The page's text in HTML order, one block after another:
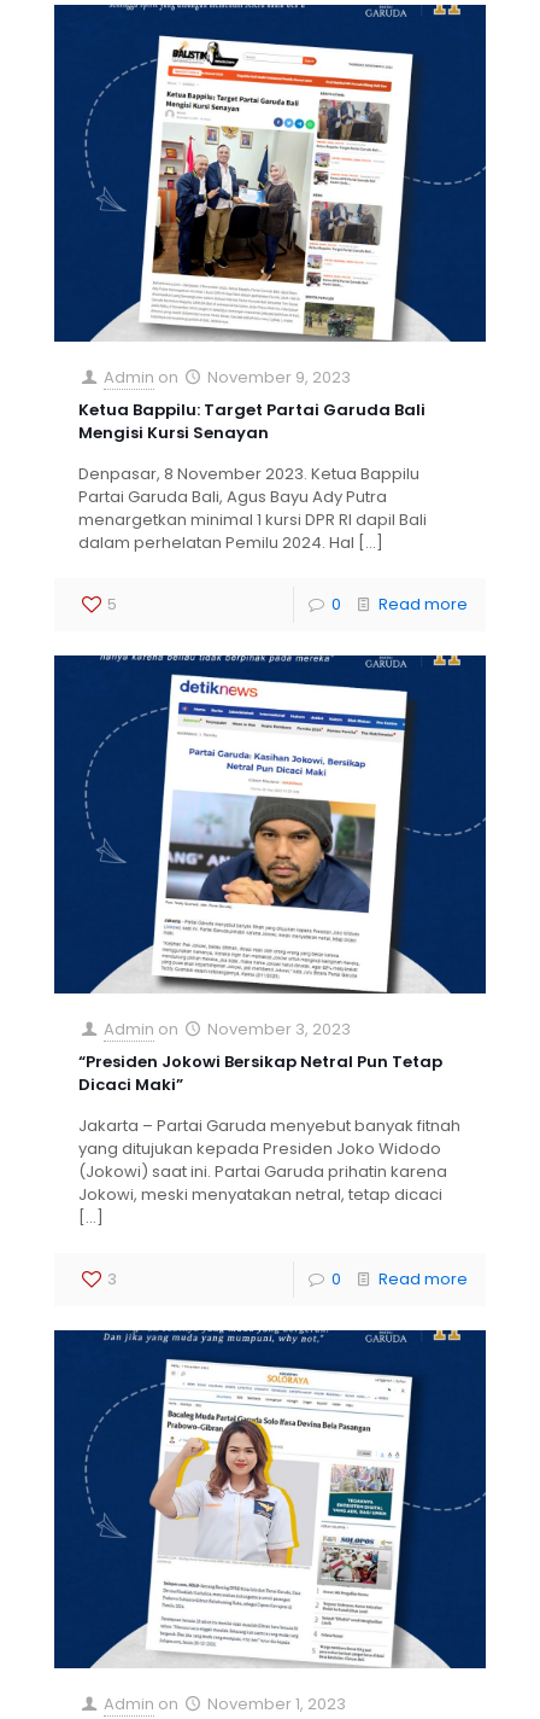
Admin on
November 9, 2023
Ketua Bappilu: Target Partai Garuda Bali
Mengisi Kursi Senayan
Denpasar, 8 November 2023. Ketua Bappilu
Partai Garuda Bali, Agus Bayu Ady Putra
menargetkan minimal 1 kursi DPR RI dapil Bali
dalam perhelatan Pemilu 2024. Hal […]
5 0 Read more
Admin on
November 3, 2023
“Presiden Jokowi Bersikap Netral Pun Tetap
Dicaci Maki”
Jakarta – Partai Garuda menyebut banyak fitnah
yang ditujukan kepada Presiden Joko Widodo
(Jokowi) saat ini. Partai Garuda prihatin karena
Jokowi, meski menyatakan netral, tetap dicaci
[…]
3 0 Read more
Admin on
November 1, 2023